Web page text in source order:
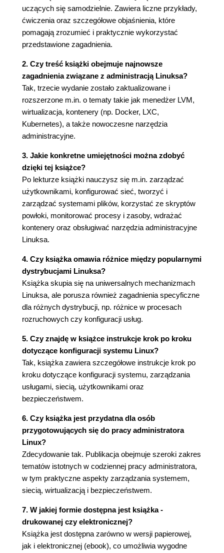
2.5.8. Polecenie sort
2.6. Zmienianie hasła i powłoki
2.7. Pliki z kropką
2.8. Zmienne środowiskowe i powłoki
2.9. Ścieżka poleceń
2.10. Znaki specjalne
2.11. Edycja wiersza poleceń
2.12. Edytory tekstu
2.13. Uzyskiwanie pomocy
2.14. Wejście i wyjście powłoki
2.14.1. Standardowy strumień błędów
wejścia
2.15. Prawidłowe odczytywanie komunikatów o
błędach
2.15.1. Anatomia uniksowych komunikatów o
błędach
2.15.2. Typowe błędy
2.16. Przeglądanie procesów i manipulowanie nimi
2.16.3. Kontrola zadań
2.16.4. Procesy działające w tle
2.17. Tryby plików i uprawnienia
2.17.1. Modyfikowanie uprawnień
2.17.2. Dowiązania symboliczne
2.18. Archiwizowanie i kompresowanie plików
2.18.1. Program gzip
2.18.2. Program tar
2.18.3. Archiwa skompresowane (.tar.gz)
2.18.4. Program zcat
2.18.5. Inne narzędzia kompresujące
2.19. Hierarchia katalogów
2.19.2. Katalog /usr
2.19.3. Umiejscowienie jądra systemu
2.20. Uruchamianie poleceń przez
superużytkownika
2.20.1. Polecenie sudo
2.20.2. Plik /etc/sudoers
2.20.3. Dzienniki programu sudo
2.21. Podsumowanie
3. Urządzenia
3.1. Pliki urządzeń
3.2. Ścieżka urządzeń sysfs
uczących się samodzielnie. Zawiera liczne przykłady,
ćwiczenia oraz szczegółowe objaśnienia, które
pomagają zrozumieć i praktycznie wykorzystać
przedstawione zagadnienia.
2. Czy treść książki obejmuje najnowsze
zagadnienia związane z administracją Linuksa?
Tak, trzecie wydanie zostało zaktualizowane i
rozszerzone m.in. o tematy takie jak menedżer LVM,
wirtualizacja, kontenery (np. Docker, LXC,
Kubernetes), a także nowoczesne narzędzia
administracyjne.
3. Jakie konkretne umiejętności można zdobyć
dzięki tej książce?
Po lekturze książki nauczysz się m.in. zarządzać
użytkownikami, konfigurować sieć, tworzyć i
zarządzać systemami plików, korzystać ze skryptów
powłoki, monitorować procesy i zasoby, wdrażać
kontenery oraz obsługiwać narzędzia administracyjne
Linuksa.
4. Czy książka omawia różnice między popularnymi
dystrybucjami Linuksa?
Książka skupia się na uniwersalnych mechanizmach
Linuksa, ale porusza również zagadnienia specyficzne
dla różnych dystrybucji, np. różnice w procesach
rozruchowych czy konfiguracji usług.
5. Czy znajdę w książce instrukcje krok po kroku
dotyczące konfiguracji systemu Linux?
Tak, książka zawiera szczegółowe instrukcje krok po
kroku dotyczące konfiguracji systemu, zarządzania
usługami, siecią, użytkownikami oraz
bezpieczeństwem.
6. Czy książka jest przydatna dla osób
przygotowujących się do pracy administratora
Linux?
Zdecydowanie tak. Publikacja obejmuje szeroki zakres
tematów istotnych w codziennej pracy administratora,
w tym praktyczne aspekty zarządzania systemem,
siecią, wirtualizacją i bezpieczeństwem.
7. W jakiej formie dostępna jest książka -
drukowanej czy elektronicznej?
Książka jest dostępna zarówno w wersji papierowej,
jak i elektronicznej (ebook), co umożliwia wygodne